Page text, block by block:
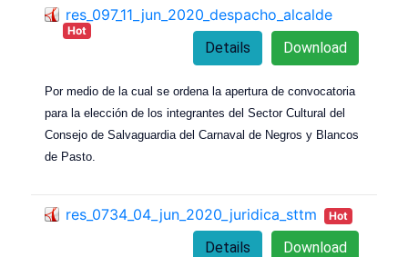
res_097_11_jun_2020_despacho_alcalde
Hot
Download
Details
Por medio de la cual se ordena la apertura de convocatoria
para la elección de los integrantes del Sector Cultural del
Consejo de Salvaguardia del Carnaval de Negros y Blancos
de Pasto.
res_0734_04_jun_2020_juridica_sttm Hot
Download
Details